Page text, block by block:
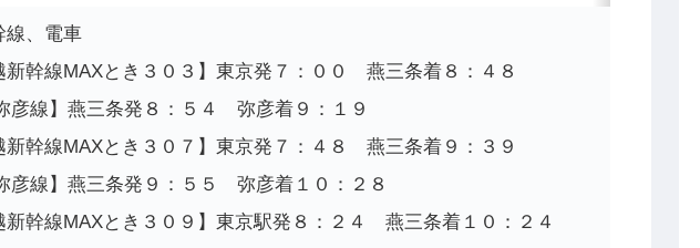
線、電車
新幹線MAXとき３０３】東京発７：００ 燕三条着８：４８
彦線】燕三条発８：５４ 弥彦着９：１９
新幹線MAXとき３０７】東京発７：４８ 燕三条着９：３９
彦線】燕三条発９：５５ 弥彦着１０：２８
新幹線MAXとき３０９】東京駅発８：２４ 燕三条着１０：２４